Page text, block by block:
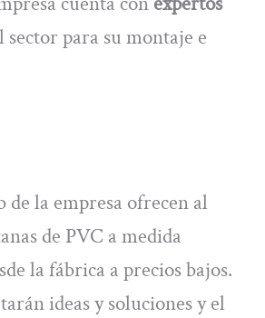
para su montaje e
de la empresa ofrecen al
de PVC a medida
la fábrica a precios bajos.
ideas y soluciones y el